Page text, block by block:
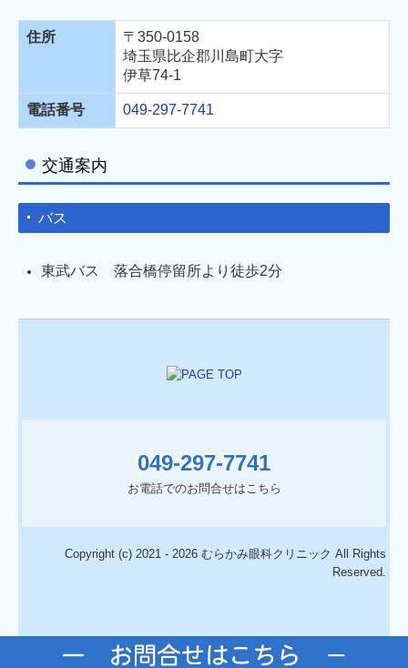
住所
〒350-0158
埼玉県比企郡川島町大字
伊草74-1
電話番号 049-297-7741
交通案内
バス
東武バス 落合橋停留所より徒歩2分
049-297-7741
お電話でのお問合せはこちら
Copyright (c) 2021 - 2026 むらかみ眼科クリニック All Rights
Reserved.